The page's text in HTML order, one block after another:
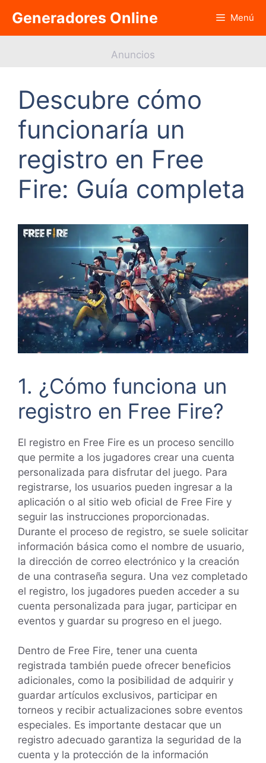
contenido
Generadores Online Menú
Anuncios
Descubre cómo
funcionaría un
registro en Free
Fire: Guía completa
1. ¿Cómo funciona un
registro en Free Fire?
El registro en Free Fire es un proceso sencillo
que permite a los jugadores crear una cuenta
personalizada para disfrutar del juego. Para
registrarse, los usuarios pueden ingresar a la
aplicación o al sitio web oficial de Free Fire y
seguir las instrucciones proporcionadas.
Durante el proceso de registro, se suele solicitar
información básica como el nombre de usuario,
la dirección de correo electrónico y la creación
de una contraseña segura. Una vez completado
el registro, los jugadores pueden acceder a su
cuenta personalizada para jugar, participar en
eventos y guardar su progreso en el juego.
Dentro de Free Fire, tener una cuenta
registrada también puede ofrecer beneficios
adicionales, como la posibilidad de adquirir y
guardar artículos exclusivos, participar en
torneos y recibir actualizaciones sobre eventos
especiales. Es importante destacar que un
registro adecuado garantiza la seguridad de la
cuenta y la protección de la información